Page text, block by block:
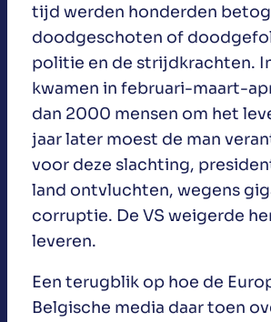
tijd werden honderden
doodgeschoten of
politie en de strijdkrachten.
kwamen in februari-maart-
dan 2000 mensen om het
jaar later moest de man
voor deze slachting,
land ontvluchten, wegens
corruptie. De VS weigerde
leveren.
Een terugblik op hoe de
Belgische media daar toen